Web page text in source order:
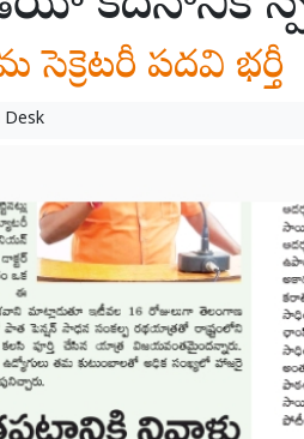
సెక్రెటరీ పదవి భర్తీ
Desk